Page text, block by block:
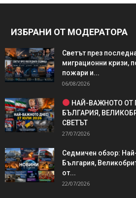
ИЗБРАНИ ОТ МОДЕРАТОРА
Светът през
миграционни кризи,
пожари и...
06/08/2026
НАЙ-ВАЖНОТО ОТ
БЪЛГАРИЯ,
СВЕТЪТ
27/07/2026
Седмичен обзор:
България,
от...
22/07/2026